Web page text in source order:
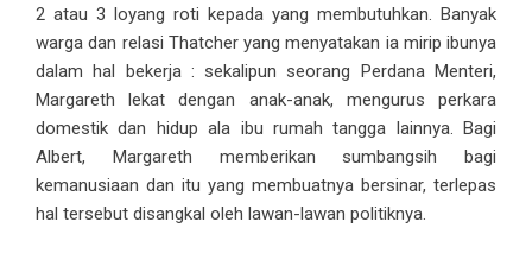
2 atau 3 loyang roti kepada yang membutuhkan. Banyak
warga dan relasi Thatcher yang menyatakan ia mirip ibunya
dalam hal bekerja : sekalipun seorang Perdana Menteri,
Margareth lekat dengan anak-anak, mengurus perkara
domestik dan hidup ala ibu rumah tangga lainnya. Bagi
Albert, Margareth memberikan sumbangsih bagi
kemanusiaan dan itu yang membuatnya bersinar, terlepas
hal tersebut disangkal oleh lawan-lawan politiknya.